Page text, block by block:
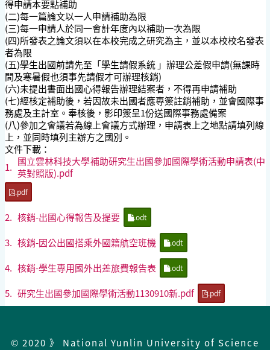
得申請本要點補助
(二)每一篇論文以一人申請補助為限
(三)每一申請人於同一會計年度內以補助一次為限
(四)所發表之論文須以在本校完成之研究為主，並以本校校名發表
者為限
(五)學生出國前請先至「學生請假系統 」辦理公差假申請(無課時
間及寒暑假也須事先請假才可辦理核銷)
(六)未提出書面出國心得報告辦理結案者，不得再申請補助
(七)經核定補助後，若因故未出國者應專簽註銷補助，並會國際事
務處及主計室。奉核後，影印簽呈1份送國際事務處備案
(八)參加之會議若為線上會議方式辦理，申請表上之地點請填列線
上，並同時填列主辦方之國別。
文件下載：
1. 國立雲林科技大學補助研究生出國參加國際學術活動申請表(中
英對照版).pdf
.pdf
2. 核銷-出國心得報告及提要 .odt
3. 核銷-因公出國搭乘外國籍航空班機 .odt
4. 核銷-學生專用國外出差旅費報告表 .odt
5. 研究生出國參加國際學術活動1130910新.pdf .pdf
© 2020 》 National Yunlin University of Science